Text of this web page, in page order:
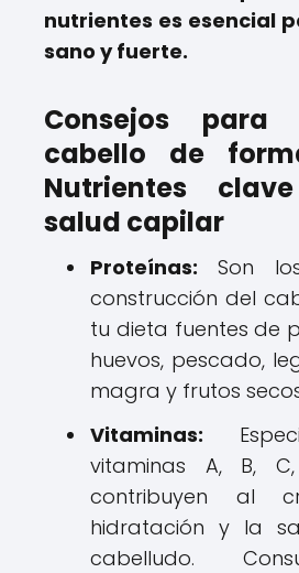
nutrientes es esencial
sano y fuerte.
Consejos
cabello de
Nutrientes
salud capilar
Proteínas: Son
construcción del
tu dieta fuentes de
huevos, pescado,
magra y frutos
Vitaminas:
vitaminas A, B,
contribuyen al
hidratación y la
cabelludo.